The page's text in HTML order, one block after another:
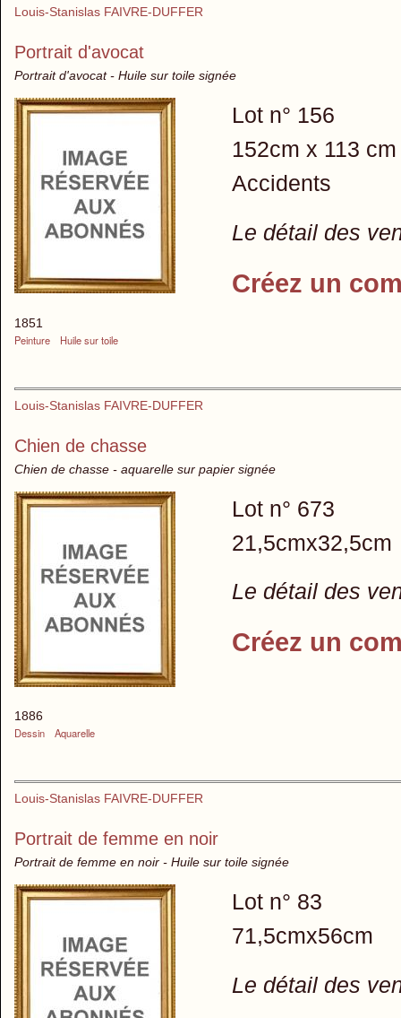
Louis-Stanislas FAIVRE-DUFFER
Portrait d'avocat
Portrait d'avocat - Huile sur toile signée
1851
Peinture
Huile sur toile
Lot n° 156
152cm x 113
Accidents
Le détail des
Créez un
Louis-Stanislas FAIVRE-DUFFER
Chien de chasse
Chien de chasse - aquarelle sur papier signée
1886
Dessin
Aquarelle
Lot n° 673
21,5cmx32,5cm
Le détail des
Créez un
Louis-Stanislas FAIVRE-DUFFER
Portrait de femme en noir
Portrait de femme en noir - Huile sur toile signée
Lot n° 83
71,5cmx56cm
Le détail des